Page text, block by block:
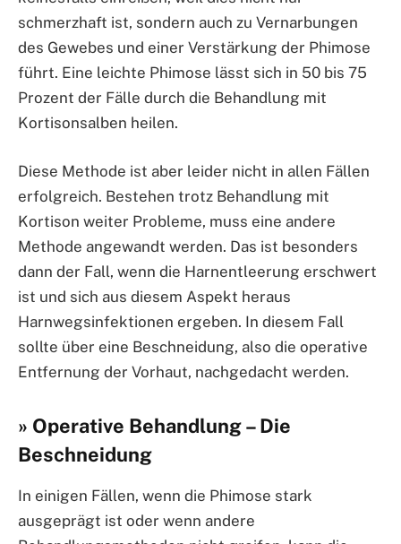
schmerzhaft ist, sondern auch zu Vernarbungen
des Gewebes und einer Verstärkung der Phimose
führt. Eine leichte Phimose lässt sich in 50 bis 75
Prozent der Fälle durch die Behandlung mit
Kortisonsalben heilen.
Diese Methode ist aber leider nicht in allen Fällen
erfolgreich. Bestehen trotz Behandlung mit
Kortison weiter Probleme, muss eine andere
Methode angewandt werden. Das ist besonders
dann der Fall, wenn die Harnentleerung erschwert
ist und sich aus diesem Aspekt heraus
Harnwegsinfektionen ergeben. In diesem Fall
sollte über eine Beschneidung, also die operative
Entfernung der Vorhaut, nachgedacht werden.
» Operative Behandlung – Die
Beschneidung
In einigen Fällen, wenn die Phimose stark
ausgeprägt ist oder wenn andere